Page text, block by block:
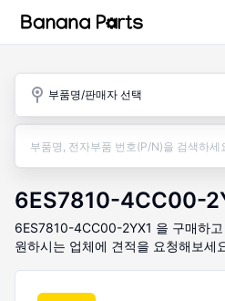
부품명/판매자 선택
6ES7810-4CC00-
6ES7810-4CC00-2YX1 을 구매하
원하시는 업체에 견적을 요청해보세